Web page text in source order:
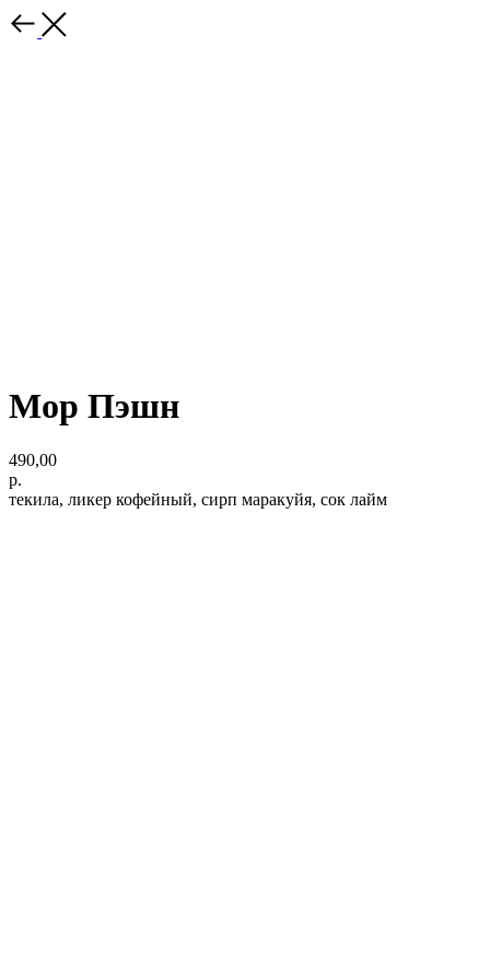
Мор Пэшн
490,00
р.
текила, ликер кофейный, сирп маракуйя, сок лайм